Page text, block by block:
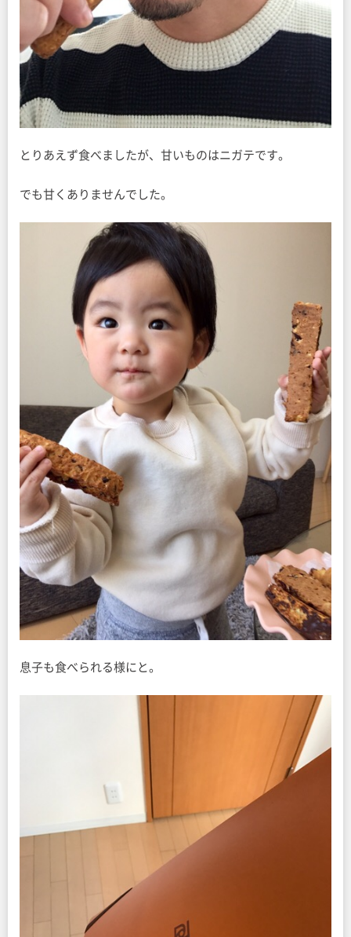
とりあえず食べましたが、甘いものはニガテです。
でも甘くありませんでした。
息子も食べられる様にと。